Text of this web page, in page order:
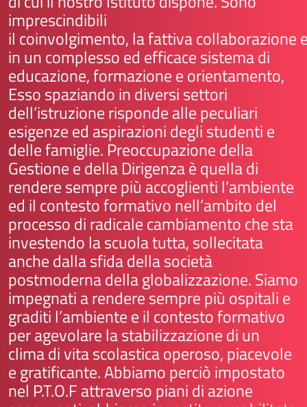
imprescindibili
il coinvolgimento, la fattiva collaborazione
in un complesso ed efficace sistema di
educazione, formazione e orientamento,
Esso spaziando in diversi settori
dell’istruzione risponde alle peculiari
esigenze ed aspirazioni degli studenti e
delle famiglie. Preoccupazione della
Gestione e della Dirigenza è quella di
rendere sempre più accoglienti l’ambiente
ed il contesto formativo nell’ambito del
processo di radicale cambiamento che sta
investendo la scuola tutta, sollecitata
anche dalla sfida della società
postmoderna della globalizzazione. Siamo
impegnati a rendere sempre più ospitali e
graditi l’ambiente e il contesto formativo
per agevolare la stabilizzazione di un
clima di vita scolastica operoso, piacevole
e gratificante. Abbiamo perciò impostato
nel P.T.O.F attraverso piani di azione